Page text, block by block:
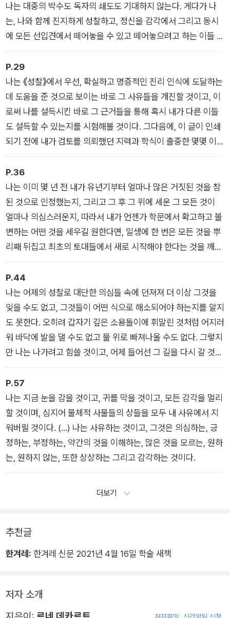
나는 대중의 박수도 독자의 쇄도도 기대하지 않는다. 게다가 나
는, 나와 함께 진지하게 성찰하고, 정신을 감각에서 그리고 동시
에 모든 선입견에서 떼어놓을 수 있고 떼어놓으려고 하는 이들 외
에는, 누구에게도 이 글을 읽으라고 권하지 않으며, 나는 그러한
이들이 아주 적다는 것을 잘 알고 있다.
P.29
나는 《성찰》에서 우선, 확실하고 명증적인 진리 인식에 도달하는
데 도움을 준 것으로 보이는 바로 그 사유들을 개진할 것이고, 이
로써 나를 설득시킨 바로 그 근거들을 통해 혹시 내가 다른 이들
도 설득할 수 있는지를 시험해볼 것이다. 그다음에, 이 글이 인쇄
되기 전에 내가 검토를 의뢰했던 지력과 학식이 출중한 몇몇 이들
의 반박에 답할 것이다. (…) 나는, 황송스럽지만, 독자들에게 이
반박들과 그 해결들을 모두 통독하기 전에는 《성찰》에 대해 판단
을 내리지 말기를 거듭거듭 청하는 바이다.
P.36
나는 이미 몇 년 전 내가 유년기부터 얼마나 많은 거짓된 것을 참
된 것으로 인정했는지, 그리고 그 후 그 위에 세운 그 모든 것이
얼마나 의심스러운지, 따라서 내가 언젠가 학문에서 확고하고 불
변하는 어떤 것을 세우길 원한다면, 일생에 한 번은 모든 것을 뿌
리째 뒤집고 최초의 토대들에서 새로 시작해야 한다는 것을 깨달
았다.
P.44
나는 어제의 성찰로 대단한 의심들 속에 던져져 더 이상 그것을
잊을 수도 없고, 그것들이 어떤 식으로 해소되어야 하는지를 알지
도 못한다. 오히려 갑자기 깊은 소용돌이에 휘말린 것처럼 어지러
워 바닥에 발을 댈 수도 없고 물 위로 빠져나올 수도 없다. 그렇지
만 나는 나가려고 힘쓸 것이고, 어제 들어선 그 길을 다시 갈 것이
다. (…) 그러면 무엇이 참일 것인가? 아마도 이것 하나, 아무것도
확실하지 않다는 것이리라.
P.57
나는 지금 눈을 감을 것이고, 귀를 막을 것이고, 모든 감각을 멀리
할 것이며, 심지어 물체적 사물들의 상들을 모두 내 사유에서 지
워버릴 것이다. (…) 나는 사유하는 것이고, 그것은 의심하는, 긍
정하는, 부정하는, 약간의 것을 이해하는, 많은 것을 모르는, 원하
는, 원하지 않는, 또한 상상하는 그리고 감각하는 것이다.
더보기
추천글
한겨레: 한겨레 신문 2021년 4월 16일 학술 새책
저자 소개